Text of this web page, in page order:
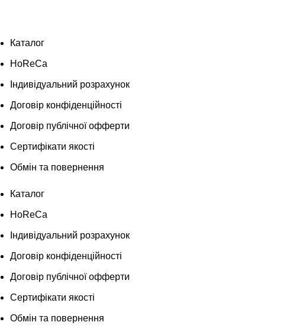
Каталог
HoReCa
Індивідуальний розрахунок
Договір конфіденційності
Договір публічної офферти
Сертифікати якості
Обмін та повернення
Каталог
HoReCa
Індивідуальний розрахунок
Договір конфіденційності
Договір публічної офферти
Сертифікати якості
Обмін та повернення